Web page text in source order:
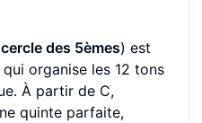
cercle des 5èmes) est
organise les 12 tons
À partir de C,
quinte parfaite,